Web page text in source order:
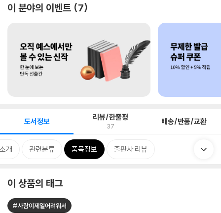
이 분야의 이벤트 7
도서정보 리뷰/한줄평
37 배송/반품/교환
개 관련분류 품목정보 출판사 리뷰
이 상품의 태그
#사람이제일어려워서